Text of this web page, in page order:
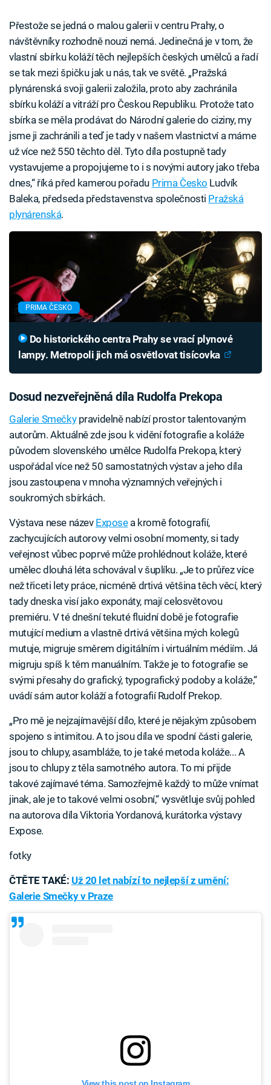
Přestože se jedná o malou galerii v centru Prahy, o
návštěvníky rozhodně nouzi nemá. Jedinečná je v tom, že
vlastní sbírku koláží těch nejlepších českých umělců a řadí
se tak mezi špičku jak u nás, tak ve světě. „Pražská
plynárenská svoji galerii založila, proto aby zachránila
sbírku koláží a vitráží pro Českou Republiku. Protože tato
sbírka se měla prodávat do Národní galerie do ciziny, my
jsme ji zachránili a teď je tady v našem vlastnictví a máme
už více než 550 těchto děl. Tyto díla postupně tady
vystavujeme a propojujeme to i s novými autory jako třeba
dnes,“ říká před kamerou pořadu Prima Česko Ludvík
Baleka, předseda představenstva společnosti Pražská
plynárenská.
PRIMA ČESKO
lampy. Metropoli jich má osvětlovat tisícovka
Dosud nezveřejněná díla Rudolfa Prekopa
Galerie Smečkypravidelně nabízí prostor talentovaným
autorům. Aktuálně zde jsou k vidění fotografie a koláže
původem slovenského umělce Rudolfa Prekopa, který
uspořádal více než 50 samostatných výstav a jeho díla
jsou zastoupena v mnoha významných veřejných i
soukromých sbírkách.
Výstava nese název Exposea kromě fotografií,
zachycujících autorovy velmi osobní momenty, si tady
veřejnost vůbec poprvé může prohlédnout koláže, které
umělec dlouhá léta schovával v šuplíku. „Je to průřez více
než třiceti lety práce, nicméně drtivá většina těch věcí, který
tady dneska visí jako exponáty, mají celosvětovou
premiéru. V té dnešní tekuté fluidní době je fotografie
mutující medium a vlastně drtivá většina mých kolegů
mutuje, migruje směrem digitálním i virtuálním médiím. Já
migruju spíš k těm manuálním. Takže je to fotografie se
svými přesahy do grafický, typografický podoby a koláže,“
uvádí sám autor koláží a fotografií Rudolf Prekop.
„Pro mě je nejzajímavější dílo, které je nějakým způsobem
spojeno s intimitou. A to jsou díla ve spodní části galerie,
jsou to chlupy, asambláže, to je také metoda koláže... A
jsou to chlupy z těla samotného autora. To mi přijde
takové zajímavé téma. Samozřejmě každý to může vnímat
jinak, ale je to takové velmi osobní,“ vysvětluje svůj pohled
na autorova díla Viktoria Yordanová, kurátorka výstavy
Expose.
fotky
ČTĚTE TAKÉ: Už 20 let nabízí to nejlepší z umění:
Galerie Smečky v Praze